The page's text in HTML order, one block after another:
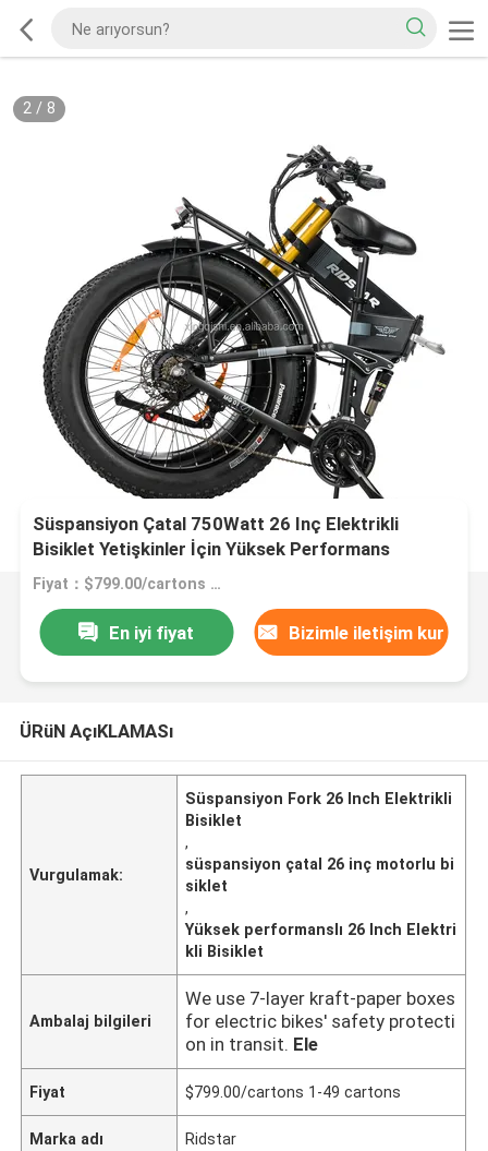
2/ 8
Süspansiyon Çatal 750Watt 26 Inç Elektrikli
Bisiklet Yetişkinler İçin Yüksek Performans
Fiyat：$799.00/cartons 1-49 cartons
En iyi fiyat Bizimle iletişim kur
ÜRüN AçıKLAMASı
Vurgulamak:
Süspansiyon Fork 26 Inch Elektrikli
Bisiklet
,
süspansiyon çatal 26 inç motorlu bi
siklet
,
Yüksek performanslı 26 Inch Elektri
kli Bisiklet
Ambalaj bilgileri
We use 7-layer kraft-paper boxes
for electric bikes' safety protecti
on in transit. Ele
Fiyat $799.00/cartons 1-49 cartons
Marka adı Ridstar